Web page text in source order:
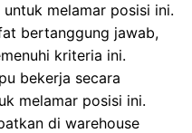
melamar posisi ini.
bertanggung jawab,
kriteria ini.
bekerja secara
melamar posisi ini.
di warehouse